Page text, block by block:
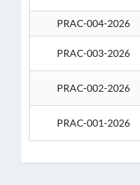
PRAC-004-2026
PRAC-003-2026
PRAC-002-2026
PRAC-001-2026